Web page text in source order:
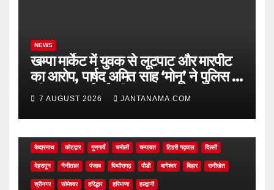
NEWS
खम्पा मार्केट में युवक से लूटपाट और मारपीट
का आरोप, पार्षद अमित साह ‘मोनू’ ने पुलिस से
की सख्त कार्रवाई की मांग
7 AUGUST 2026 JANTANAMA.COM
केदारनाथ कोटद्वार गुणगावँ चमोली चम्पावत टिहरी गढ़वाल दिल्ली
देहरादून नैनीताल पंजाब पिथौरागढ़ पौडी बागेश्वर बिहार रानीखेत
श्रीनगर सोमेश्वर हरिद्धार हरियाणा हल्द्वानी